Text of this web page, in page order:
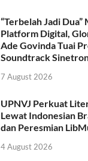
“Terbelah Jadi
Platform Digital,
Ade Govinda Tuai
Soundtrack
7 August 2026
UPNVJ Perkuat
Lewat Indonesian
dan Peresmian
4 August 2026